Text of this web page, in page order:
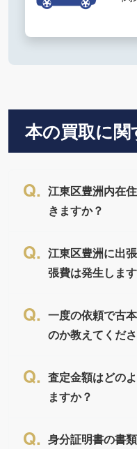
本の買取に
江東区豊洲内在
きますか？
江東区豊洲に出
張費は発生しま
一度の依頼で古
のか教えてくださ
査定金額はどの
ますか？
身分証明書の書